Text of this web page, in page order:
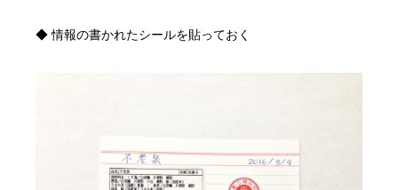
◆ 情報の書かれたシールを貼っておく